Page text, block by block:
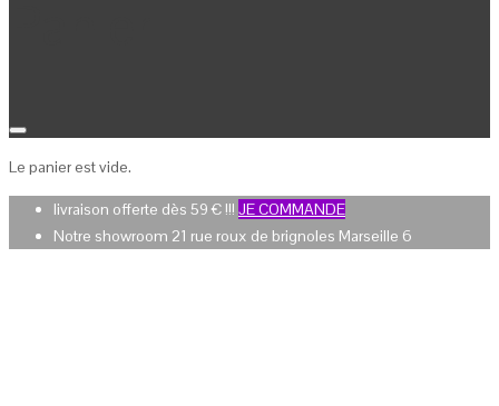
Le panier est vide.
livraison offerte dès 59 € !!! JE COMMANDE
Notre showroom 21 rue roux de brignoles Marseille 6